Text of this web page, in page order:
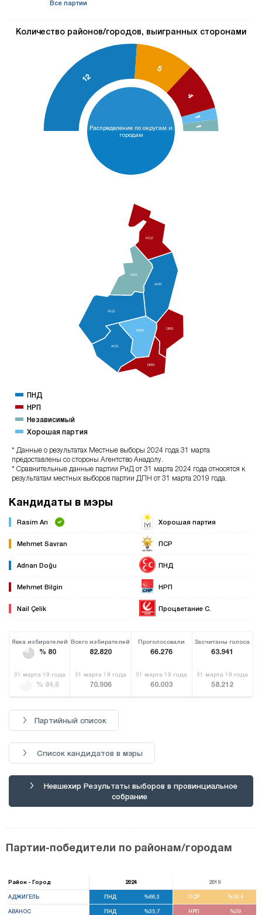
Все партии
Количество районов/городов, выигранных сторонами
12
5
4
1
1
Распределение по округам и
городам
AVN
DRN
GLŞ
HCB
KOZ
MER ÜRG
ACG
ПНД
НРП
Независимый
Хорошая партия
* Данные о результатах Местные выборы 2024 года 31 марта
предоставлены со стороны Агентство Анадолу.
* Сравнительные данные партии РиД от 31 марта 2024 года относятся к
результатам местных выборов партии ДПН от 31 марта 2019 года.
Кандидаты в мэры
Rasim Arı Хорошая партия
Mehmet Savran ПСР
Adnan Doğu ПНД
Mehmet Bilgin НРП
Nail Çelik Процветание С.
Явка избирателей
% 80
Всего избирателей
82.820
Проголосовали
66.276
Засчитаны голоса
63.941
31 марта 19 года
% 84,6
31 марта 19 года
70.906
31 марта 19 года
60.003
31 марта 19 года
58.212
Партийный список
Список кандидатов в мэры
Невшехир Результаты выборов в провинциальное
собрание
Партии-победители по районам/городам
Район - Город 2024 2019
АДЖИГЕЛЬ ПНД %66,3 ПСР %59,4
АВАНОС ПНД %35,7 НРП %39